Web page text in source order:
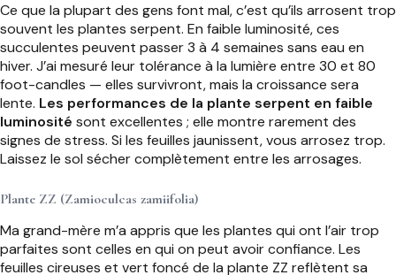
Ce que la plupart des gens font mal, c’est qu’ils arrosent trop
souvent les plantes serpent. En faible luminosité, ces
succulentes peuvent passer 3 à 4 semaines sans eau en
hiver. J’ai mesuré leur tolérance à la lumière entre 30 et 80
foot-candles — elles survivront, mais la croissance sera
lente. Les performances de la plante serpent en faible
luminosité sont excellentes ; elle montre rarement des
signes de stress. Si les feuilles jaunissent, vous arrosez trop.
Laissez le sol sécher complètement entre les arrosages.
Plante ZZ (Zamioculcas zamiifolia)
Ma grand-mère m’a appris que les plantes qui ont l’air trop
parfaites sont celles en qui on peut avoir confiance. Les
feuilles cireuses et vert foncé de la plante ZZ reflètent sa